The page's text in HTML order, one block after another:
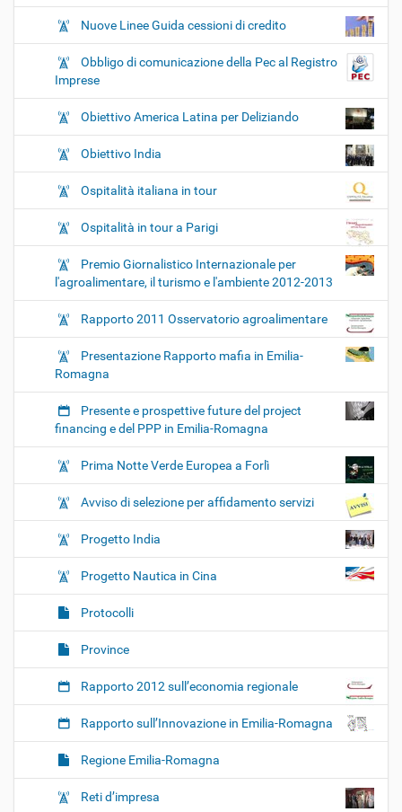
Nuove Linee Guida cessioni di credito
Obbligo di comunicazione della Pec al Registro
Imprese
Obiettivo America Latina per Deliziando
Obiettivo India
Ospitalità italiana in tour
Ospitalità in tour a Parigi
Premio Giornalistico Internazionale per
l'agroalimentare, il turismo e l'ambiente 2012-2013
Rapporto 2011 Osservatorio agroalimentare
Presentazione Rapporto mafia in Emilia-
Romagna
Presente e prospettive future del project
financing e del PPP in Emilia-Romagna
Prima Notte Verde Europea a Forlì
Avviso di selezione per affidamento servizi
Progetto India
Progetto Nautica in Cina
Protocolli
Province
Rapporto 2012 sull’economia regionale
Rapporto sull’Innovazione in Emilia-Romagna
Regione Emilia-Romagna
Reti d’impresa